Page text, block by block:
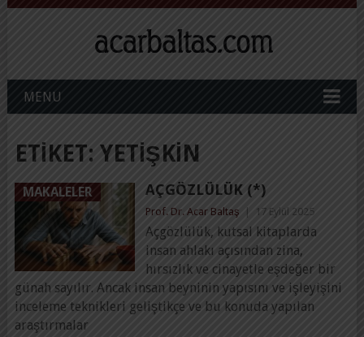
MENU
ETIKET: YETIŞKIN
MAKALELER AÇGÖZLÜLÜK (*)
Prof. Dr. Acar Baltaş 17 Eylül 2025
Açgözlülük, kutsal kitaplarda
insan ahlakı açısından zina,
hırsızlık ve cinayetle eşdeğer bir
günah sayılır. Ancak insan beyninin yapısını ve işleyişini
inceleme teknikleri geliştikçe ve bu konuda yapılan
araştırmalar